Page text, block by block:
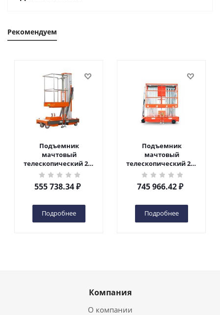
Рекомендуем
Подъемник
мачтовый
телескопический 200
кг 6 м TOR GTWY6-200S
DC 2-мачтовый
(автономный) (G) в
555 738.34₽
Подробнее
Подъемник
мачтовый
телескопический 200
кг 10 м TOR GTWY10-
200S DC 2-мачтовый
(автономный) (N) в
745 966.42₽
Подробнее
Компания
О компании